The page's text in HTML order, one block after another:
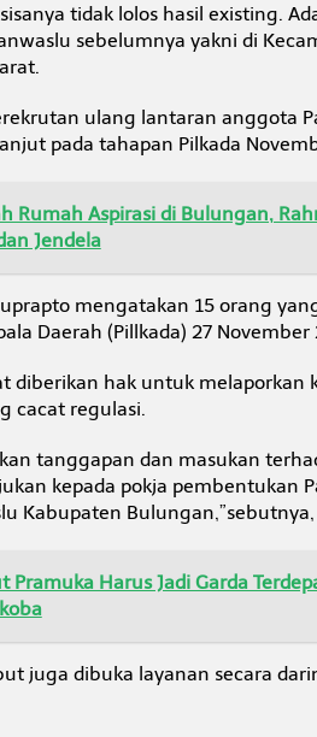
tidak lolos hasil existing.
sebelumnya yakni di
ulang lantaran anggota
pada tahapan Pilkada
Rumah Aspirasi di Bulungan,
Jendela
mengatakan 15 orang
Daerah (Pillkada) 27 November
diberikan hak untuk melaporkan
cacat regulasi.
tanggapan dan masukan
kepada pokja pembentukan
Kabupaten
Pramuka Harus Jadi Garda
juga dibuka layanan secara